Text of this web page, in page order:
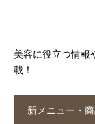
美容に役立つ情報
載！
新メニュー・